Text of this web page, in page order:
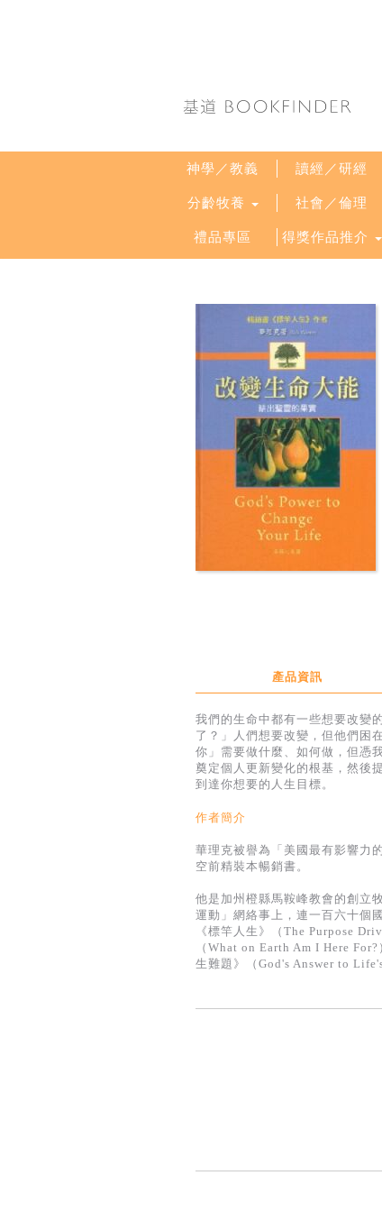
神學／教義 讀經／研經
分齡牧養 社會／倫理
禮品專區 得獎作品推介
產品資訊
我們的生命中都有一些想要改變
了？」人們想要改變，但他們困
你」需要做什麼、如何做，但憑
奠定個人更新變化的根基，然後
到達你想要的人生目標。
作者簡介
華理克被譽為「美國最有影響力
空前精裝本暢銷書。
他是加州橙縣馬鞍峰教會的創立
運動」網絡事上，連一百六十個
《標竿人生》（The Purpose
（What on Earth Am I Here
生難題》（God's Answer to